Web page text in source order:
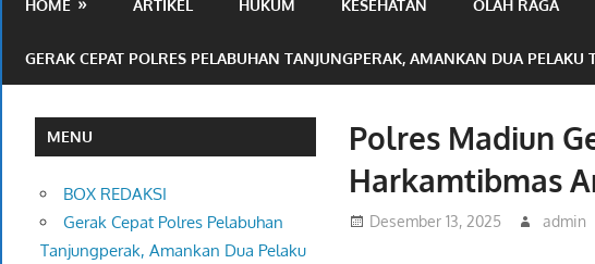
Publik
HOME ARTIKEL HUKUM KESEHATAN OLAH RAGA
GERAK CEPAT POLRES PELABUHAN TANJUNGPERAK, AMANKAN DUA PELAKU
Polres Madiun
Harkamtibmas
Desember 13, 2025 admin
MENU
BOX REDAKSI
Gerak Cepat Polres Pelabuhan
Tanjungperak, Amankan Dua Pelaku